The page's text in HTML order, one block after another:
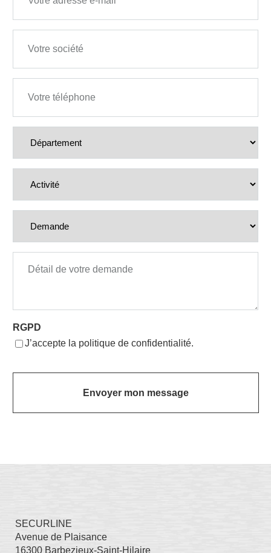
é
m
n
t
RGPD
J’accepte la politique de confidentialité.
SECURLINE
Avenue de Plaisance
16300 Barbezieux-Saint-Hilaire